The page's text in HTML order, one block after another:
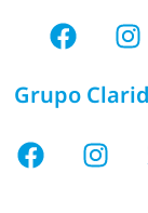
Grupo